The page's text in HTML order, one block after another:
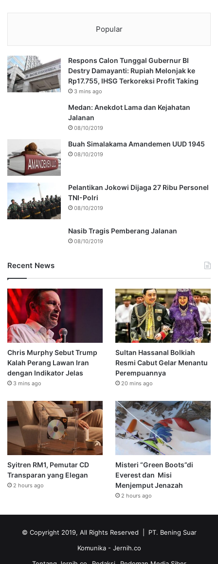
Popular
Respons Calon Tunggal Gubernur BI
Destry Damayanti: Rupiah Melonjak ke
Rp17.755, IHSG Terkoreksi Profit Taking
3 mins ago
Medan: Anekdot Lama dan Kejahatan
Jalanan
08/10/2019
Buah Simalakama Amandemen UUD 1945
08/10/2019
Pelantikan Jokowi Dijaga 27 Ribu Personel
TNI-Polri
08/10/2019
Nasib Tragis Pemberang Jalanan
08/10/2019
Recent News
Chris Murphy Sebut Trump
Kalah Perang Lawan Iran
dengan Indikator Jelas
3 mins ago
Sultan Hassanal Bolkiah
Resmi Cabut Gelar Menantu
Perempuannya
20 mins ago
Syitren RM1, Pemutar CD
Transparan yang Elegan
2 hours ago
Misteri “Green Boots”di
Everest dan Misi
Menjemput Jenazah
2 hours ago
© Copyright 2019, All Rights Reserved | PT. Bening Suar
Komunika - Jernih.co